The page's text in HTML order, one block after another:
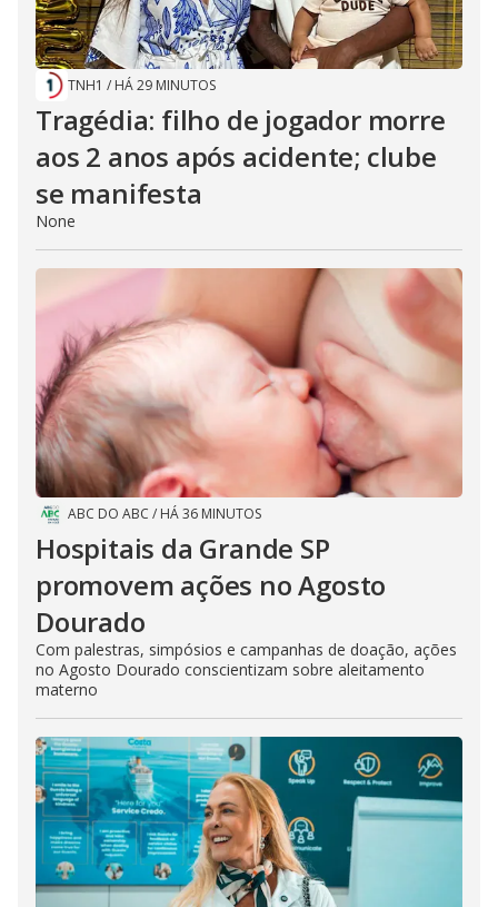
TNH1 / HÁ 29 MINUTOS
Tragédia: filho de jogador morre
aos 2 anos após acidente; clube
se manifesta
None
ABC DO ABC / HÁ 36 MINUTOS
Hospitais da Grande SP
promovem ações no Agosto
Dourado
Com palestras, simpósios e campanhas de doação, ações
no Agosto Dourado conscientizam sobre aleitamento
materno